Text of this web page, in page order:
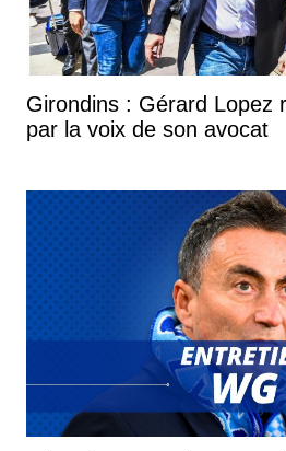
Girondins : Gérard Lopez
par la voix de son avocat